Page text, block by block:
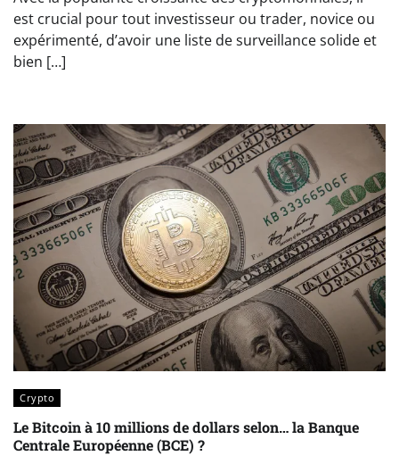
est crucial pour tout investisseur ou trader, novice ou
expérimenté, d’avoir une liste de surveillance solide et
bien […]
Crypto
Le Bitcoin à 10 millions de dollars selon… la Banque
Centrale Européenne (BCE) ?